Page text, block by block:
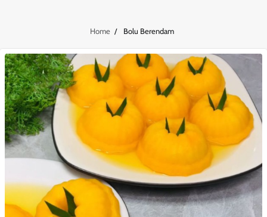
Home Bolu Berendam